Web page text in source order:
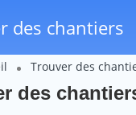
des chantiers
Trouver des
des